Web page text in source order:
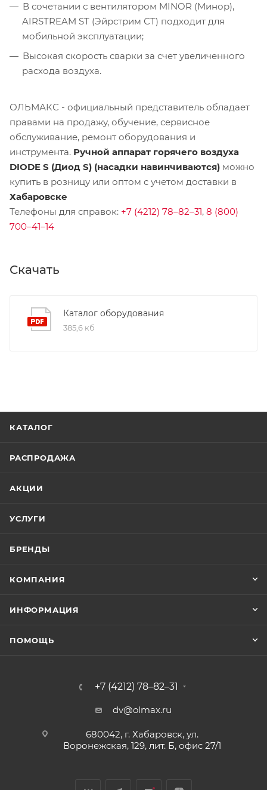
В сочетании с вентилятором MINOR (Минор),
AIRSTREAM ST (Эйрстрим СТ) подходит для
мобильной эксплуатации;
Высокая скорость сварки за счет увеличенного
расхода воздуха.
ОЛЬМАКС - официальный представитель обладает
правами на продажу, обучение, сервисное
обслуживание, ремонт оборудования и
инструмента. Ручной аппарат горячего воздуха
DIODE S (Диод S) (насадки навинчиваются) можно
купить в розницу или оптом с учетом доставки в
Хабаровске
Телефоны для справок: +7 (4212) 78–82–31, 8 (800)
700–41–14
Скачать
Каталог оборудования
385,6 кб
КАТАЛОГ
РАСПРОДАЖА
АКЦИИ
УСЛУГИ
БРЕНДЫ
КОМПАНИЯ
ИНФОРМАЦИЯ
ПОМОЩЬ
+7 (4212) 78–82–31
dv@olmax.ru
680042, г. Хабаровск, ул.
Воронежская, 129, лит. Б, офис 27/1